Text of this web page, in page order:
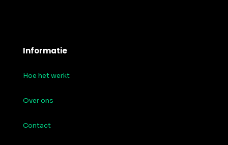
Informatie
Hoe het werkt
Over ons
Contact